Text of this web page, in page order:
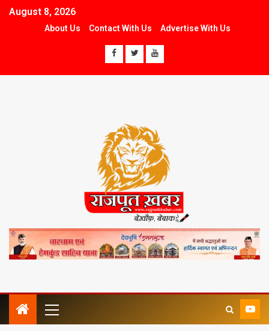
August 8, 2026
About Us Contact With Us Advertise With Us